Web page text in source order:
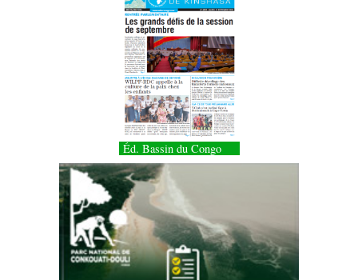
Éd. Bassin du Congo